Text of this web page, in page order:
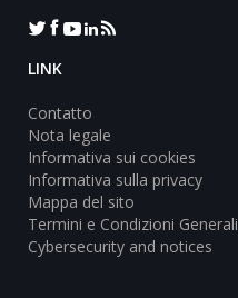
LINK
Contatto
Nota legale
Informativa sui cookies
Informativa sulla privacy
Mappa del sito
Termini e Condizioni Generali
Cybersecurity and notices